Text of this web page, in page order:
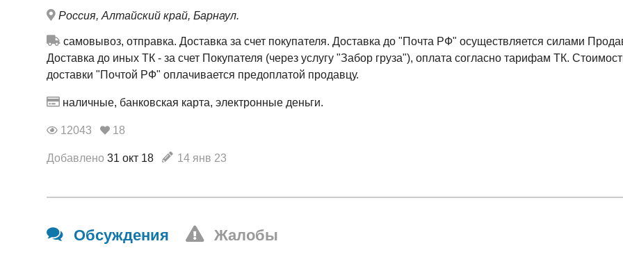
Россия, Алтайский край, Барнаул.
самовывоз, отправка. Доставка за счет покупателя. Доставка до "Почта РФ" осуществляется силами
Доставка до иных ТК - за счет Покупателя (через услугу "Забор груза"), оплата согласно тарифам ТК.
доставки "Почтой РФ" оплачивается предоплатой продавцу.
наличные, банковская карта, электронные деньги.
12043 18
Добавлено 31 окт 18 14 янв 23
Обсуждения Жалобы